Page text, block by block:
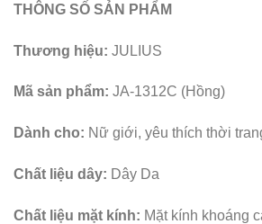
THÔNG SỐ SẢN PHẨM
Thương hiệu: JULIUS
Mã sản phẩm: JA-1312C (Hồng)
Dành cho: Nữ giới, yêu thích thời
Chất liệu dây: Dây Da
Chất liệu mặt kính: Mặt kính khoáng